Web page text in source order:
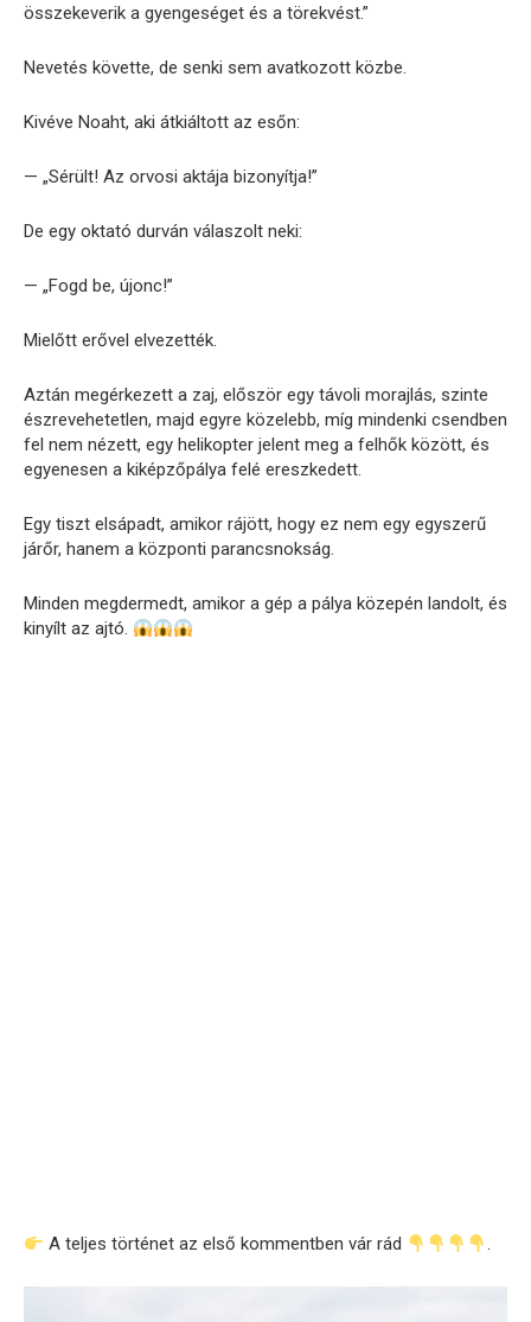
összekeverik a gyengeséget és a törekvést.”
Nevetés követte, de senki sem avatkozott közbe.
Kivéve Noaht, aki átkiáltott az esőn:
— „Sérült! Az orvosi aktája bizonyítja!”
De egy oktató durván válaszolt neki:
— „Fogd be, újonc!”
Mielőtt erővel elvezették.
Aztán megérkezett a zaj, először egy távoli morajlás, szinte
észrevehetetlen, majd egyre közelebb, míg mindenki csendben
fel nem nézett, egy helikopter jelent meg a felhők között, és
egyenesen a kiképzőpálya felé ereszkedett.
Egy tiszt elsápadt, amikor rájött, hogy ez nem egy egyszerű
járőr, hanem a központi parancsnokság.
Minden megdermedt, amikor a gép a pálya közepén landolt, és
kinyílt az ajtó.
A teljes történet az első kommentben vár rád .